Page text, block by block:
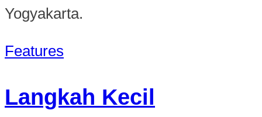
Yogyakarta.
Features
Langkah Kecil